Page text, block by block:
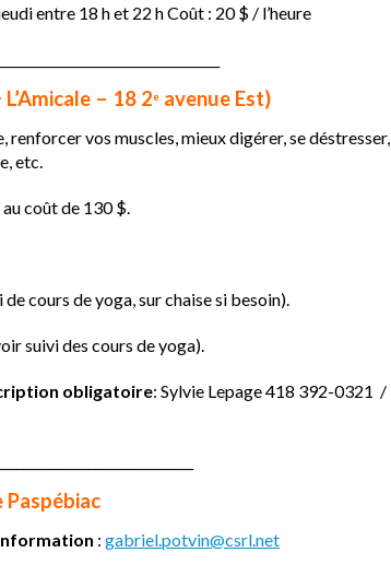
entre 18 h et 22 h Coût : 20 $ / l’heure
– 18 2e avenue Est)
vos muscles, mieux digérer, se déstresser,
etc.
coût de 130 $.
de cours de yoga, sur chaise si besoin).
suivi des cours de yoga).
obligatoire: Sylvie Lepage 418 392-0321 /
: gabriel.potvin@csrl.net